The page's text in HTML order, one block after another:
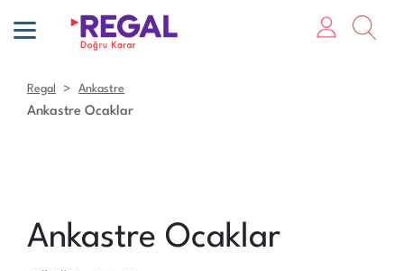
Regal Ankastre
Ankastre Ocaklar
Ankastre Ocaklar